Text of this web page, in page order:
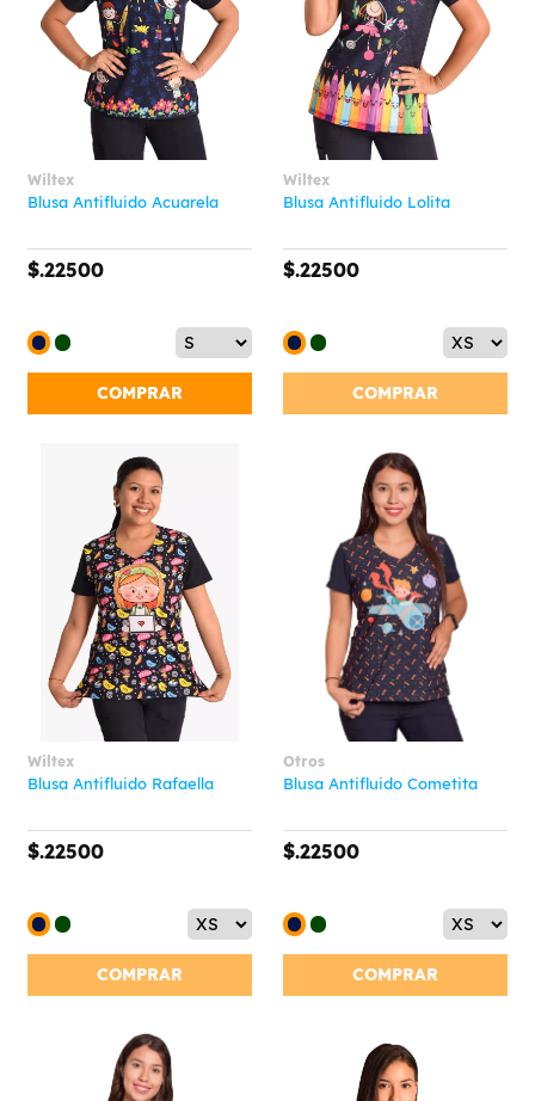
Wiltex
Blusa Antifluido Acuarela
$.22500
COMPRAR
Wiltex
Blusa Antifluido Lolita
$.22500
COMPRAR
Wiltex
Blusa Antifluido Rafaella
$.22500
COMPRAR
Otros
Blusa Antifluido Cometita
$.22500
COMPRAR